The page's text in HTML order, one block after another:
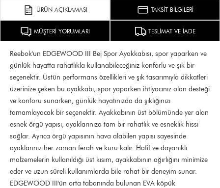
ÜRÜN AÇIKLAMASI TAKSİT BİLGİLERİ
MÜŞTERİ YORUMLARI TESLİMAT VE İADE
Reebok'un EDGEWOOD III Bej Spor Ayakkabısı, spor yaparken ve
günlük hayatta rahatlıkla kullanabileceğiniz konforlu ve şık bir
seçenektir. Üstün performans özellikleri ve şık tasarımıyla dikkatleri
üzerinize çeken bu ayakkabı, spor yaparken ihtiyacınız olan desteği
ve konforu sunarken, günlük hayatınızda da şıklığınızı
tamamlayacak bir seçenektir. Ayakkabının üst bölümünde yer alan
esnek örgü yapısı, ayaklarınıza tam bir rahatlık ve esneklik hissi
sağlar. Ayrıca örgü yapısının hava alabilen yapısı sayesinde
ayaklarınız her zaman ferah ve kuru kalır. Hafif ve dayanıklı
malzemelerin kullanıldığı üst kısım, ayakkabının ağırlığını minimize
eder ve uzun süreli kullanımlarda bile rahat bir deneyim sunar.
EDGEWOOD III'ün orta tabanında bulunan EVA köpük